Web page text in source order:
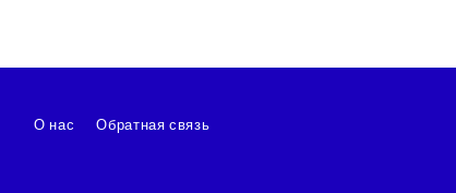
О нас Обратная связь